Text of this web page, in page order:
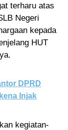
terharu atas
Negeri
kepada
HUT
DPRD
Injak
kegiatan-